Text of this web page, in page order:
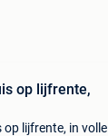
op lijfrente,
lijfrente, in volle